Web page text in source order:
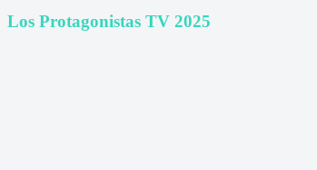
Los Protagonistas TV 2025